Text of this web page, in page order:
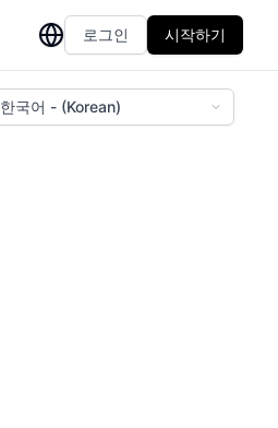
로그인 시작하기
한국어 - (Korean)